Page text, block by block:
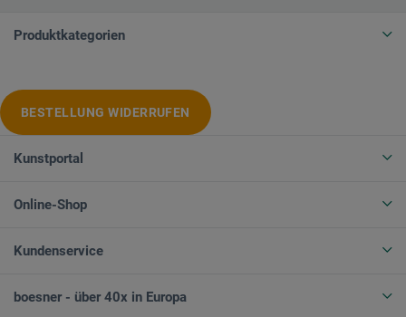
Produktkategorien
BESTELLUNG WIDERRUFEN
Kunstportal
Online-Shop
Kundenservice
boesner - über 40x in Europa